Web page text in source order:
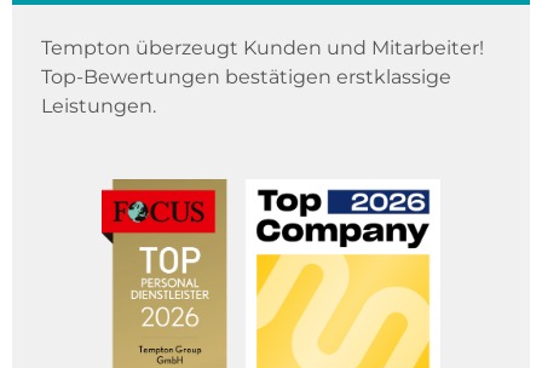
Tempton überzeugt Kunden und Mitarbeiter!
Top-Bewertungen bestätigen erstklassige
Leistungen.